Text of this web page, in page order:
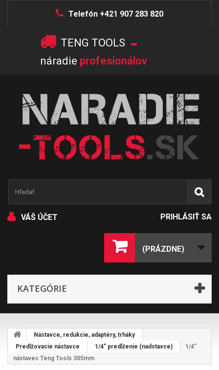
Telefón +421 907 283 820
TENG TOOLS -
náradie profesionálov
VÁŠ ÚČET PRIHLÁSIŤ SA
(PRÁZDNE)
KATEGÓRIE
Nástavce, redukcie, adaptéry, trháky
Predlžovacie nástavce
1/4" predĺženie (nadstavce)
1/4”
nástavec Teng Tools 305mm